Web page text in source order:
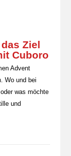
Ziel
Cuboro
Advent
Wo und bei
was möchte
und